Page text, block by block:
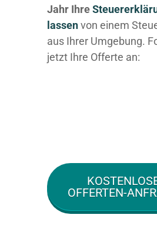
Jahr Ihre
lassenvon einem
aus Ihrer Umgebung.
jetzt Ihre Offerte an:
OFFERTEN-